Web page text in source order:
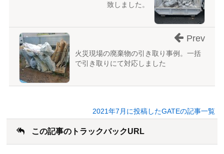
致しました。
火災現場の廃棄物の引き取り事例。一括
で引き取りにて対応しました
Prev
2021年7月に投稿したGATEの記事一覧
この記事のトラックバックURL